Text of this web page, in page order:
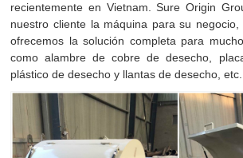
recientemente en Vietnam. Sure Origin
nuestro cliente la máquina para su
ofrecemos la solución completa para
como alambre de cobre de desecho,
plástico de desecho y llantas de desecho, etc.